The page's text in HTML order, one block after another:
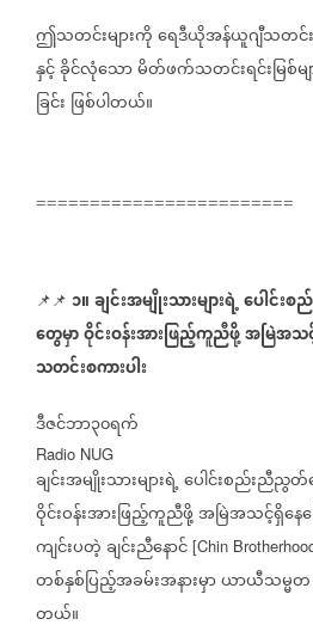
ဤသတင်းများကိုရေဒီယိုအန်ယူဂျီသတင်း
နှင့်ခိုင်လုံသောမိတ်ဖက်သတင်းရင်းမြစ်မ
ခြင်း ဖြစ်ပါတယ်။
========================
📌📌 ၁။ချင်းအမျိုးသားများရဲ့ပေါင်း
တွေမှာဝိုင်းဝန်းအားဖြည့်ကူညီဖို့အမြဲအသ
သတင်းစကားပါး
ဒီဇင်ဘာ၃၀ရက်
Radio NUG
ချင်းအမျိုးသားများရဲ့ပေါင်းစည်းညီညွတ်
ဝိုင်းဝန်းအားဖြည့်ကူညီဖို့အမြဲအသင့်ရှိနေက
ကျင်းပတဲ့ချင်းညီနောင် [Chin
တစ်နှစ်ပြည့်အခမ်းအနားမှာယာယီသမ္မတ
တယ်။